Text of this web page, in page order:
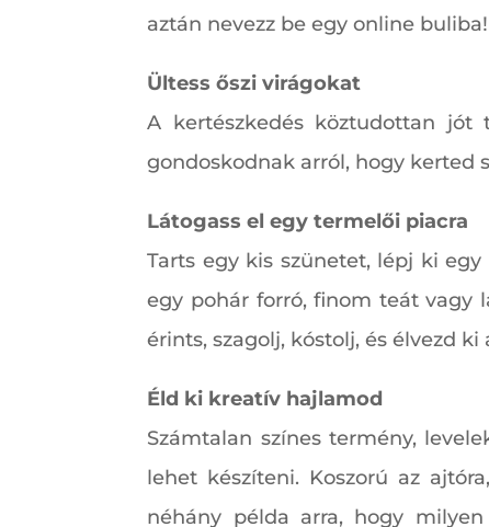
aztán nevezz be egy online
Ültess őszi virágokat
A kertészkedés köztudottan jót
gondoskodnak arról, hogy kerted
Látogass el egy termelői piacra
Tarts egy kis szünetet, lépj ki
egy pohár forró, finom teát vagy
érints, szagolj, kóstolj, és élvezd
Éld ki kreatív hajlamod
Számtalan színes termény,
lehet készíteni. Koszorú az
néhány példa arra, hogy